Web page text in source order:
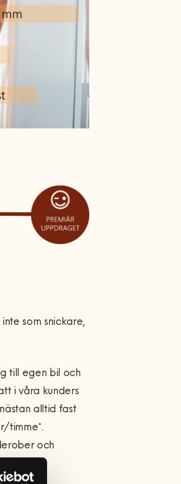
som snickare,
till egen bil och
i våra kunders
alltid fast
timme*.
och